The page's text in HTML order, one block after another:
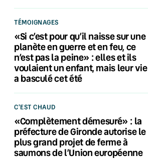
TÉMOIGNAGES
«Si c’est pour qu’il naisse sur une
planète en guerre et en feu, ce
n’est pas la peine» : elles et ils
voulaient un enfant, mais leur vie
a basculé cet été
C'EST CHAUD
«Complètement démesuré» : la
préfecture de Gironde autorise le
plus grand projet de ferme à
saumons de l’Union européenne